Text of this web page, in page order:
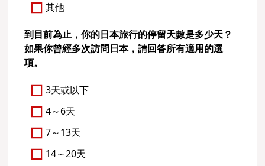
其他
到目前為止，你的日本旅行的停留天數是多少天？
如果你曾經多次訪問日本，請回答所有適用的選
項。
3天或以下
4～6天
7～13天
14～20天